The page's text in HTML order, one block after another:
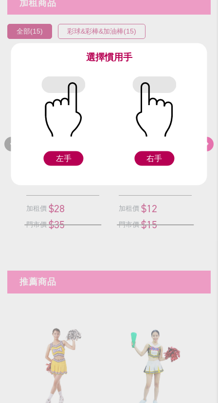
加租商品
全部(15) 彩球&彩棒&加油棒(15)
編號：9312
加租價 $28
門市價 $35
編號：9301-2
加租價 $12
門市價 $15
推薦商品
選擇慣用手
左手 右手